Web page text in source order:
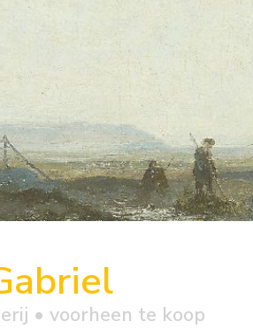
• voorheen te koop